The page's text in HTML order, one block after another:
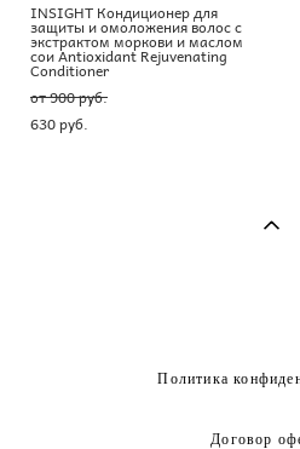
INSIGHT Кондиционер для
защиты и омоложения волос с
экстрактом моркови и маслом
сои Antioxidant Rejuvenating
Conditioner
от 900 pуб.
630 pуб.
Политика
Договор